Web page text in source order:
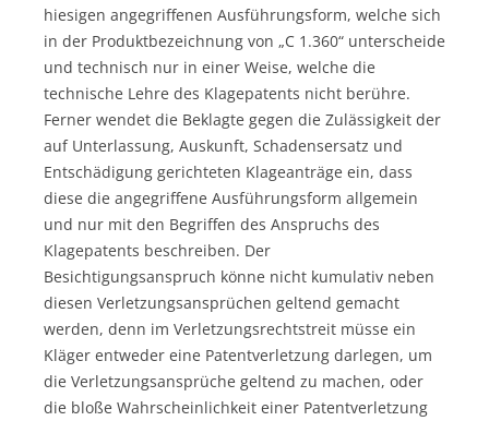
hiesigen angegriffenen Ausführungsform, welche sich
in der Produktbezeichnung von „C 1.360“ unterscheide
und technisch nur in einer Weise, welche die
technische Lehre des Klagepatents nicht berühre.
Ferner wendet die Beklagte gegen die Zulässigkeit der
auf Unterlassung, Auskunft, Schadensersatz und
Entschädigung gerichteten Klageanträge ein, dass
diese die angegriffene Ausführungsform allgemein
und nur mit den Begriffen des Anspruchs des
Klagepatents beschreiben. Der
Besichtigungsanspruch könne nicht kumulativ neben
diesen Verletzungsansprüchen geltend gemacht
werden, denn im Verletzungsrechtstreit müsse ein
Kläger entweder eine Patentverletzung darlegen, um
die Verletzungsansprüche geltend zu machen, oder
die bloße Wahrscheinlichkeit einer Patentverletzung